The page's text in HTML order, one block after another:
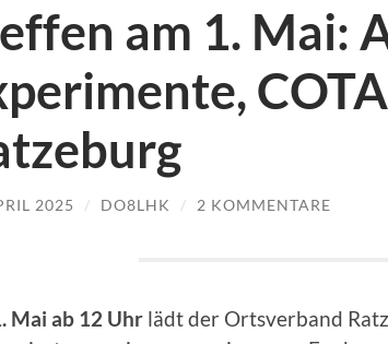
am 1. Mai:
2025 / DO8LHK / 2 KOMMENTARE
Mai ab 12 Uhr lädt der Ortsverband